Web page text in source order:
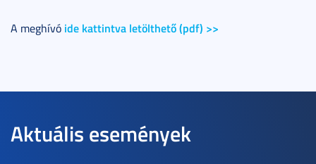
A meghívó ide kattintva letölthető (pdf) >>
Aktuális események